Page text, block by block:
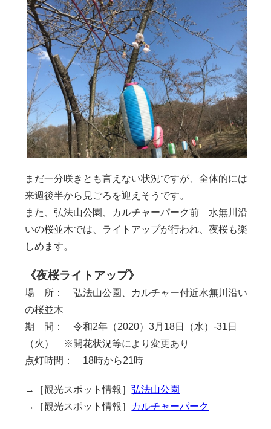
まだ一分咲きとも言えない状況ですが、全体的には
来週後半から見ごろを迎えそうです。
また、弘法山公園、カルチャーパーク前 水無川沿
いの桜並木では、ライトアップが行われ、夜桜も楽
しめます。
《夜桜ライトアップ》
場 所： 弘法山公園、カルチャー付近水無川沿い
の桜並木
期 間： 令和2年（2020）3月18日（水）-31日
（火） ※開花状況等により変更あり
点灯時間： 18時から21時
→［観光スポット情報］弘法山公園
→［観光スポット情報］ カルチャーパーク